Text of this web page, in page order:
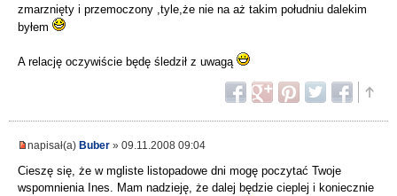
zmarznięty i przemoczony ,tyle,że nie na aż takim południu dalekim
byłem
A relację oczywiście będę śledził z uwagą
napisał(a) Buber » 09.11.2008 09:04
Cieszę się, że w mgliste listopadowe dni mogę poczytać Twoje
wspomnienia Ines. Mam nadzieję, że dalej będzie cieplej i koniecznie